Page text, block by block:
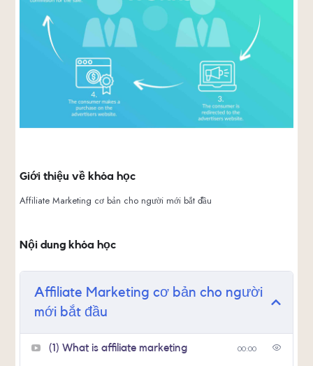
Giới thiệu về khóa học
Affiliate Marketing cơ bản cho người mới bắt đầu
Nội dung khóa học
Affiliate Marketing cơ bản cho người
mới bắt đầu
(1) What is affiliate marketing 00:00